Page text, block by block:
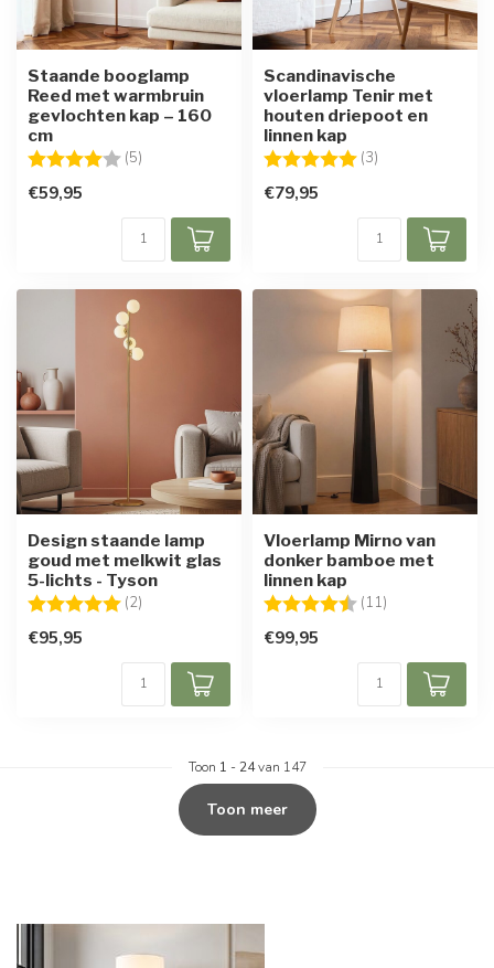
Staande booglamp
Reed met warmbruin
gevlochten kap – 160
cm
Beoordeling: (5)
€59,95
Scandinavische
vloerlamp Tenir met
houten driepoot en
linnen kap
Beoordeling: (3)
€79,95
Design staande lamp
goud met melkwit glas
5-lichts - Tyson
Beoordeling: (2)
€95,95
Vloerlamp Mirno van
donker bamboe met
linnen kap
Beoordeling: (11)
€99,95
Toon 1 - 24van 147
Toon meer